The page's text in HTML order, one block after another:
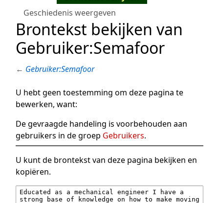
Geschiedenis weergeven
Brontekst bekijken van
Gebruiker:Semafoor
← Gebruiker:Semafoor
U hebt geen toestemming om deze pagina te
bewerken, want:
De gevraagde handeling is voorbehouden aan
gebruikers in de groep Gebruikers.
U kunt de brontekst van deze pagina bekijken en
kopiëren.